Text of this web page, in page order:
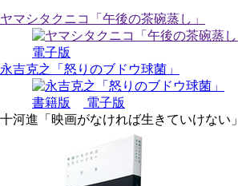
ヤマシタクニコ「午後の茶碗蒸し」
電子版
永吉克之「怒りのブドウ球菌」
書籍版
電子版
十河進「映画がなければ生きていけない」